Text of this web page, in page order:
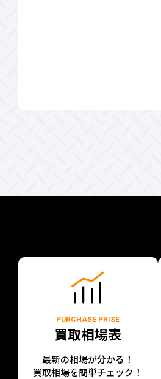
PURCHASE PRISE
買取相場表
最新の相場が分かる！
買取相場を簡単チェック！